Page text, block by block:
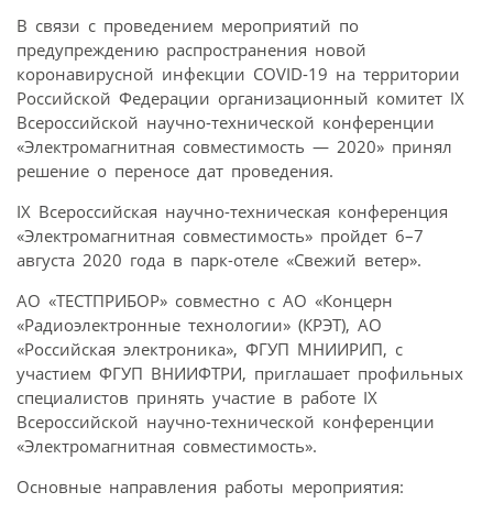
В связи с проведением мероприятий по
предупреждению распространения новой
коронавирусной инфекции COVID-19 на территории
Российской Федерации организационный комитет IX
Всероссийской научно-технической конференции
«Электромагнитная совместимость — 2020» принял
решение о переносе дат проведения.
IX Всероссийская научно-техническая конференция
«Электромагнитная совместимость» пройдет 6–7
августа 2020 года в парк-отеле «Свежий ветер».
АО «ТЕСТПРИБОР» совместно с АО «Концерн
«Радиоэлектронные технологии» (КРЭТ), АО
«Российская электроника», ФГУП МНИИРИП, с
участием ФГУП ВНИИФТРИ, приглашает профильных
специалистов принять участие в работе IX
Всероссийской научно-технической конференции
«Электромагнитная совместимость».
Основные направления работы мероприятия: